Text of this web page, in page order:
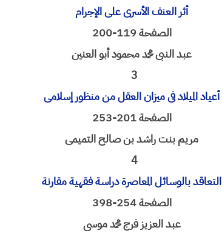
أثر العنف الأسری على الإجرام
الصفحة 119-200
عبد النبی محمد محمود أبو العنین
3
أعیاد المیلاد فی میزان العقل من منظور إسلامی
الصفحة 201-253
مریم بنت راشد بن صالح التمیمی
4
التعاقد بالوسائل المعاصرة دراسة فقهیة مقارنة
الصفحة 254-398
عبد العزیز فرج محمد موسى